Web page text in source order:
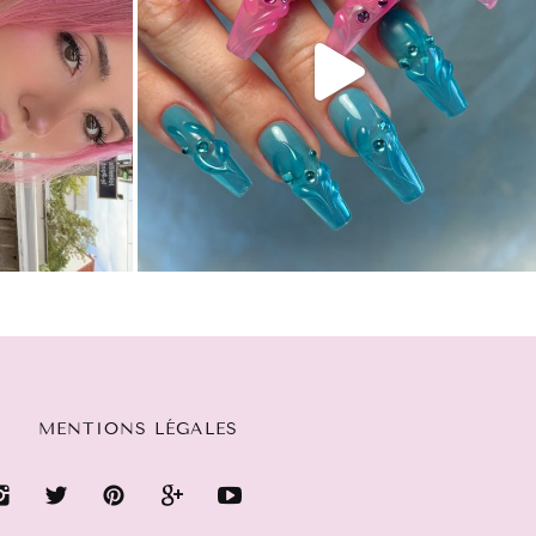
MENTIONS LÉGALES